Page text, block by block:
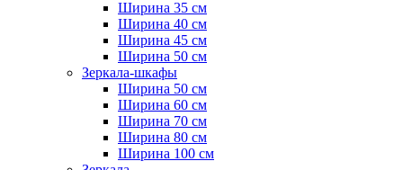
Ширина 35 см
Ширина 40 см
Ширина 45 см
Ширина 50 см
Зеркала-шкафы
Ширина 50 см
Ширина 60 см
Ширина 70 см
Ширина 80 см
Ширина 100 см